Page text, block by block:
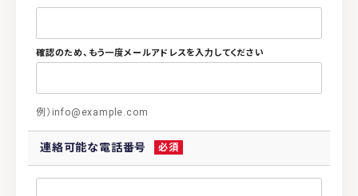
例）info@example.com
連絡可能な電話番号